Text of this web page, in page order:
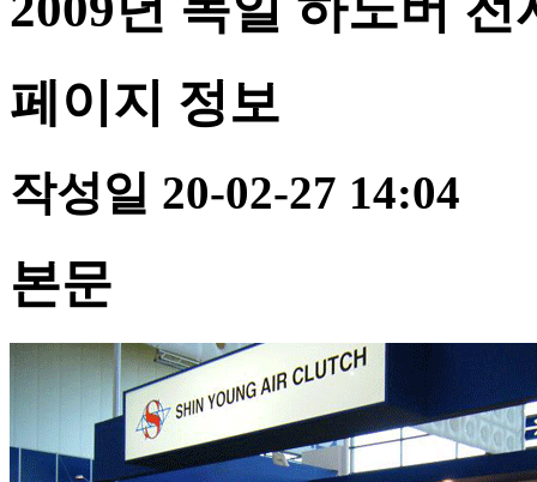
페이지 정보
작성일 20-02-27 14:04
본문